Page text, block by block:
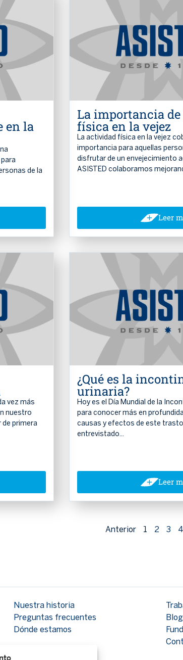
en la
de la
La importancia
física en la vejez
La actividad física en la vejez
importancia para aquellas
disfrutar de un envejecimiento
ASISTED colaboramos
Leer
vez más
nuestro
de primera
¿Qué es la
urinaria?
Hoy es el Día Mundial de la
para conocer más en
causas y efectos de este
entrevistado...
Leer
Anterior 1 2 3 4
Nuestra historia
Preguntas frecuentes
Dónde estamos
Blog